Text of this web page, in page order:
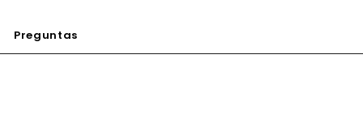
Preguntas